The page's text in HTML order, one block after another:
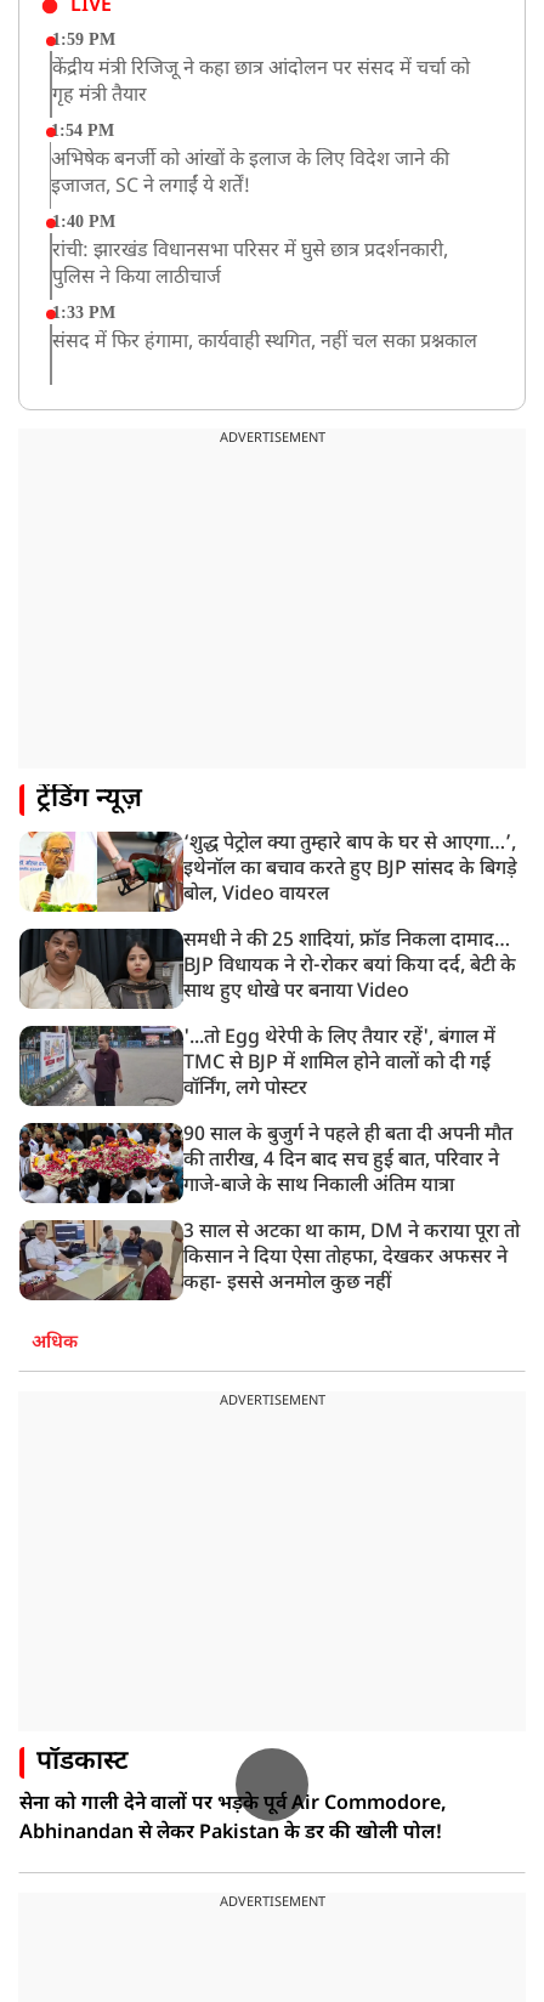
LIVE
1:59 PM
केंद्रीय मंत्री रिजिजू ने कहा छात्र आंदोलन पर संसद में चर्चा को
गृह मंत्री तैयार
1:54 PM
अभिषेक बनर्जी को आंखों के इलाज के लिए विदेश जाने की
इजाजत, SC ने लगाईं ये शर्तें!
1:40 PM
रांची: झारखंड विधानसभा परिसर में घुसे छात्र प्रदर्शनकारी,
पुलिस ने किया लाठीचार्ज
1:33 PM
संसद में फिर हंगामा, कार्यवाही स्थगित, नहीं चल सका प्रश्नकाल
रांची प्रदर्शन: विधानसभा के बेहद करीब पहुंचे छात्र, वाटर कैनन
रांची में छात्रों का विधानसभा मार्च शुरू, BJP ने भी CM आवास
8:57 AM
राम मंदिर चंदा चोरी मुद्दे को लोकसभा में उठाएंगे KC
Venugopal, स्वतंत्र जांच की मांग
ADVERTISEMENT
ट्रेंडिंग न्यूज़
‘शुद्ध पेट्रोल क्या तुम्हारे बाप के घर से आएगा…’,
इथेनॉल का बचाव करते हुए BJP सांसद के बिगड़े
बोल, Video वायरल
समधी ने की 25 शादियां, फ्रॉड निकला दामाद…
BJP विधायक ने रो-रोकर बयां किया दर्द, बेटी के
साथ हुए धोखे पर बनाया Video
'...तो Egg थेरेपी के लिए तैयार रहें', बंगाल में
TMC से BJP में शामिल होने वालों को दी गई
वॉर्निंग, लगे पोस्टर
90 साल के बुजुर्ग ने पहले ही बता दी अपनी मौत
की तारीख, 4 दिन बाद सच हुई बात, परिवार ने
गाजे-बाजे के साथ निकाली अंतिम यात्रा
3 साल से अटका था काम, DM ने कराया पूरा तो
किसान ने दिया ऐसा तोहफा, देखकर अफसर ने
कहा- इससे अनमोल कुछ नहीं
अधिक
ADVERTISEMENT
पॉडकास्ट
सेना को गाली देने वालों पर भड़के पूर्व Air Commodore,
Abhinandan से लेकर Pakistan के डर की खोली पोल!
ADVERTISEMENT